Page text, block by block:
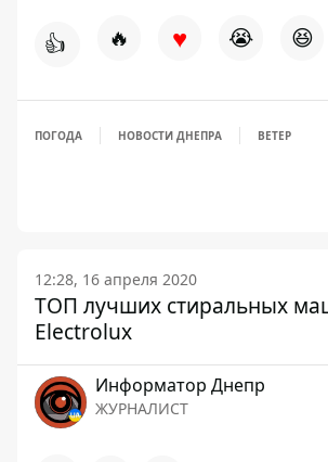
👍 🔥 ♥ 😭 😆
ПОГОДА НОВОСТИ ДНЕПРА ВЕТЕР
12:28, 16 апреля 2020
ТОП лучших стиральных
Electrolux
Информатор Днепр
ЖУРНАЛИСТ